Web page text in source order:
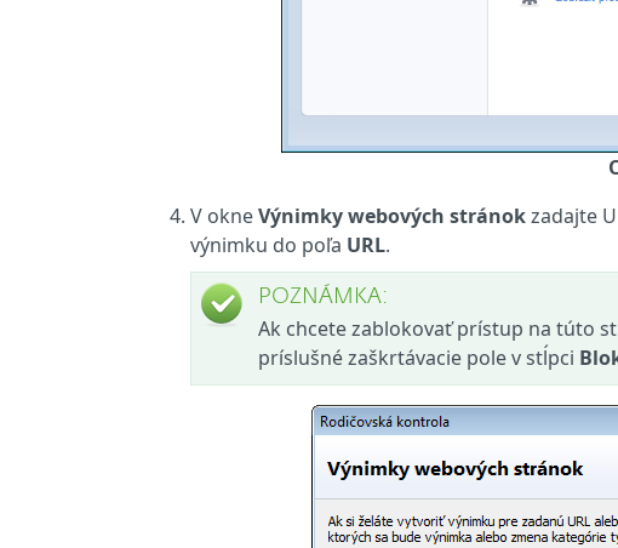
V okneVýnimky webových stránokzadajte
výnimku do poľa URL.
POZNÁMKA:
Ak chcete zablokovať prístup na túto
príslušné zaškrtávacie pole v stĺpci